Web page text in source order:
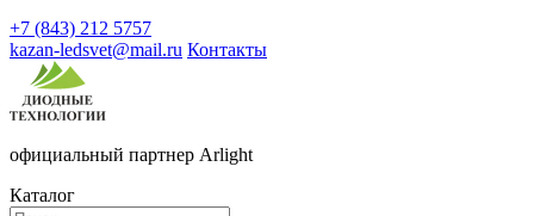
+7 (843) 212 5757
kazan-ledsvet@mail.ru Контакты
официальный партнер Arlight
Каталог